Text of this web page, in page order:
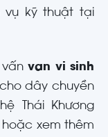
vụ kỹ thuật tại
vấnvan vi sinh
dây chuyền
Thái Khương
hoặc xem thêm